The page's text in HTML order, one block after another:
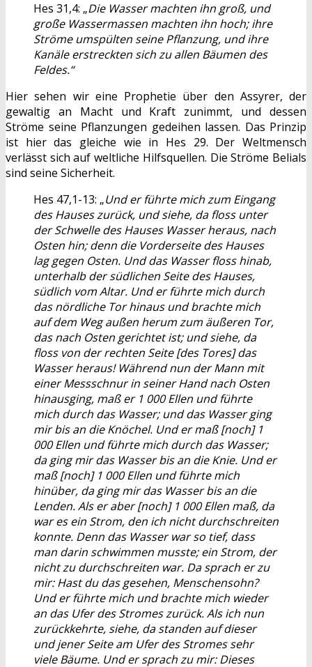
Hes 31,4: „Die Wasser machten ihn groß, und
große Wassermassen machten ihn hoch; ihre
Ströme umspülten seine Pflanzung, und ihre
Kanäle erstreckten sich zu allen Bäumen des
Feldes.“
Hier sehen wir eine Prophetie über den Assyrer, der
gewaltig an Macht und Kraft zunimmt, und dessen
Ströme seine Pflanzungen gedeihen lassen. Das Prinzip
ist hier das gleiche wie in Hes 29. Der Weltmensch
verlässt sich auf weltliche Hilfsquellen. Die Ströme Belials
sind seine Sicherheit.
Hes 47,1-13: „Und er führte mich zum Eingang
des Hauses zurück, und siehe, da floss unter
der Schwelle des Hauses Wasser heraus, nach
Osten hin; denn die Vorderseite des Hauses
lag gegen Osten. Und das Wasser floss hinab,
unterhalb der südlichen Seite des Hauses,
südlich vom Altar. Und er führte mich durch
das nördliche Tor hinaus und brachte mich
auf dem Weg außen herum zum äußeren Tor,
das nach Osten gerichtet ist; und siehe, da
floss von der rechten Seite [des Tores] das
Wasser heraus! Während nun der Mann mit
einer Messschnur in seiner Hand nach Osten
hinausging, maß er 1 000 Ellen und führte
mich durch das Wasser; und das Wasser ging
mir bis an die Knöchel. Und er maß [noch] 1
000 Ellen und führte mich durch das Wasser;
da ging mir das Wasser bis an die Knie. Und er
maß [noch] 1 000 Ellen und führte mich
hinüber, da ging mir das Wasser bis an die
Lenden. Als er aber [noch] 1 000 Ellen maß, da
war es ein Strom, den ich nicht durchschreiten
konnte. Denn das Wasser war so tief, dass
man darin schwimmen musste; ein Strom, der
nicht zu durchschreiten war. Da sprach er zu
mir: Hast du das gesehen, Menschensohn?
Und er führte mich und brachte mich wieder
an das Ufer des Stromes zurück. Als ich nun
zurückkehrte, siehe, da standen auf dieser
und jener Seite am Ufer des Stromes sehr
viele Bäume. Und er sprach zu mir: Dieses